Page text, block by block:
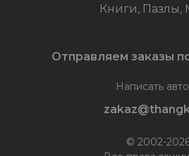
Книги, Пазлы,
Отправляем заказы
Написать
© 2002-